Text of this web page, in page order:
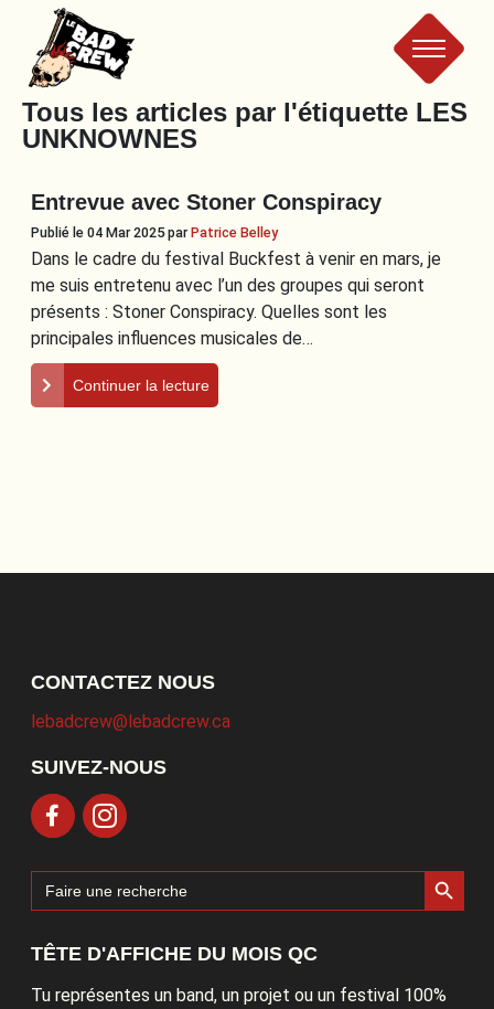
Le
Bad
Crew
Tous les articles par l'étiquette LES
UNKNOWNES
Entrevue avec Stoner Conspiracy
Publié le 04 Mar 2025parPatrice Belley
Dans le cadre du festival Buckfest à venir en mars, je
me suis entretenu avec l’un des groupes qui seront
présents : Stoner Conspiracy. Quelles sont les
principales influences musicales de…
Continuer la lecture
CONTACTEZ NOUS
lebadcrew@lebadcrew.ca
SUIVEZ-NOUS
Search
for:
Search Button
TÊTE D'AFFICHE DU MOIS QC
Tu représentes un band, un projet ou un festival 100%